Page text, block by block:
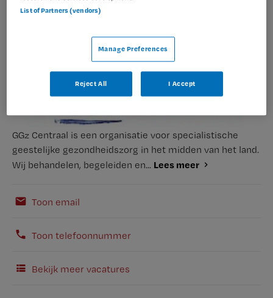
interessant zijn.
GGz Centraal is een organisatie voor specialistische
geestelijke gezondheidszorg in het midden van het land.
Wij behandelen, begeleiden en... Lees meer
Toon email
Toon telefoonnummer
Bekijk meer vacatures
List of Partners (vendors)
Manage Preferences
Reject All I Accept